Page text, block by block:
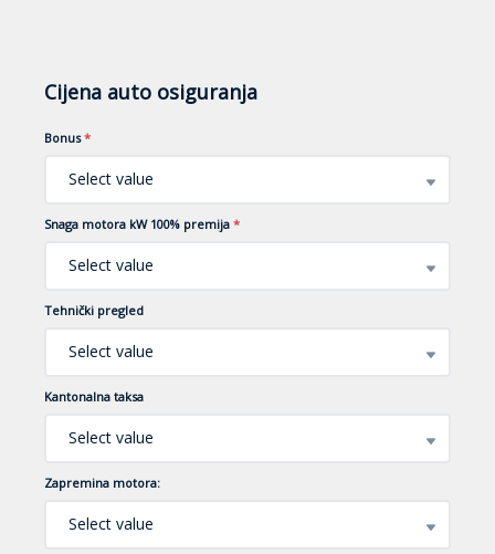
Cijena auto osiguranja
Bonus *
Select value
Snaga motora kW 100% premija *
Select value
Tehnički pregled
Select value
Kantonalna taksa
Select value
Zapremina motora:
Select value